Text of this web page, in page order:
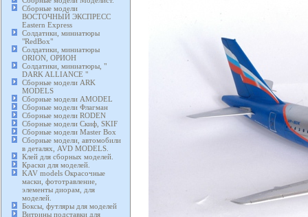
Сборные модели
ВОСТОЧНЫЙ ЭКСПРЕСС
Eastern Express
Солдатики, миниатюры
"RedBox"
Солдатики, миниатюры
ORION, ОРИОН
Солдатики, миниатюры, "
DARK ALLIANCE "
Сборные модели ARK
MODELS
Сборные модели AMODEL
Сборные модели Флагман
Сборные модели RODEN
Сборные модели Скиф, SKIF
Сборные модели Master Box
Сборные модели, автомобили
в деталях, AVD MODELS.
Клей для сборных моделей.
Краски для моделей.
KAV models Окрасочные
маски, фототравление,
элементы диорам, для
моделей.
Боксы, футляры для моделей
Витрины подставки для